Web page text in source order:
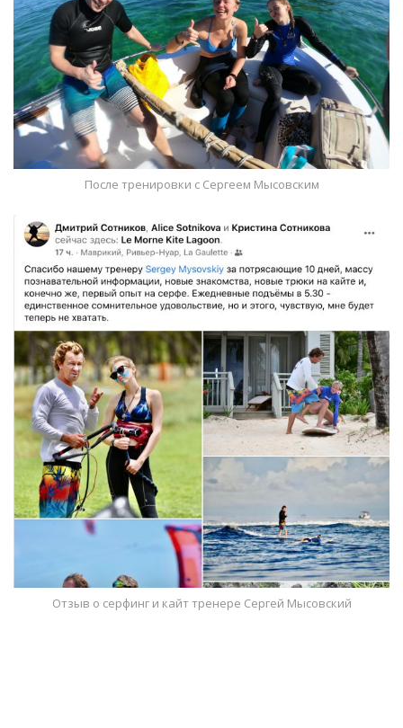
После тренировки с Сергеем Мысовским
Отзыв о серфинг и кайт тренере Сергей Мысовский